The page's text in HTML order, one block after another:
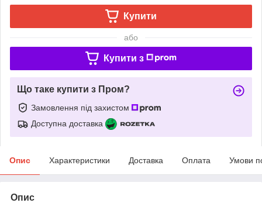
Купити
або
Купити з
Що таке купити з Пром?
Замовлення під захистом
Доступна доставка
Опис Характеристики Доставка Оплата Умови
Опис